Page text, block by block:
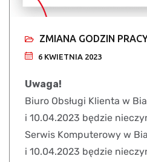
ZMIANA GODZIN
6 KWIETNIA 2023
Uwaga!
Biuro Obsługi Klienta w
i 10.04.2023 będzie
Serwis Komputerowy w
i 10.04.2023 będzie